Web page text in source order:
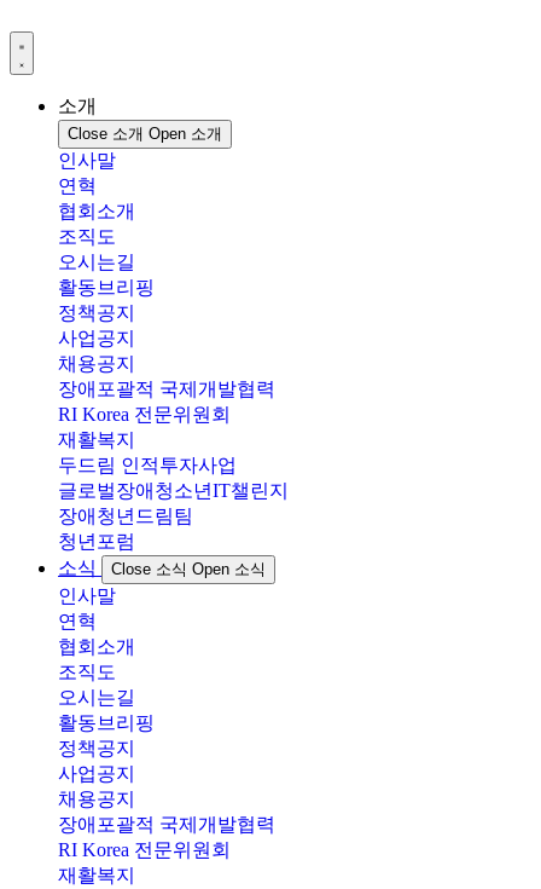
텐
츠
소개
Close 소개 Open 소개
인사말
연혁
협회소개
조직도
오시는길
활동브리핑
정책공지
사업공지
채용공지
장애포괄적 국제개발협력
RI Korea 전문위원회
재활복지
두드림 인적투자사업
글로벌장애청소년IT챌린지
장애청년드림팀
청년포럼
소식
Close 소식 Open 소식
인사말
연혁
협회소개
조직도
오시는길
활동브리핑
정책공지
사업공지
채용공지
장애포괄적 국제개발협력
RI Korea 전문위원회
재활복지